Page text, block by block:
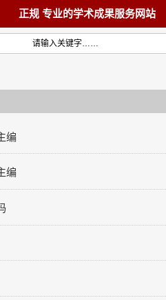
正规 专业的学术成果服务网站
编
编